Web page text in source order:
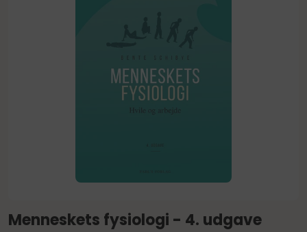
Menneskets fysiologi - 4. udgave